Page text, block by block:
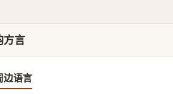
方言
边语言